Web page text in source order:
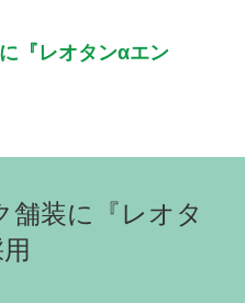
『レオタンαエン
舗装に『レオタ